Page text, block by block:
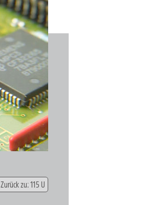
Zurück zu: 115 U